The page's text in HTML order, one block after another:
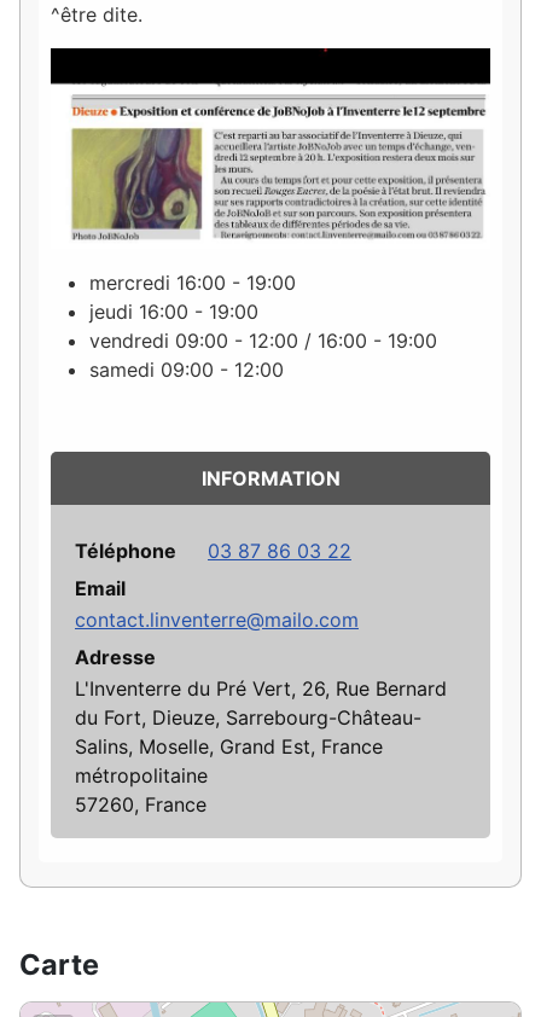
^être dite.
mercredi 16:00 - 19:00
jeudi 16:00 - 19:00
vendredi 09:00 - 12:00 / 16:00 - 19:00
samedi 09:00 - 12:00
INFORMATION
Téléphone
03 87 86 03 22
Email
contact.linventerre@mailo.com
Adresse
L'Inventerre du Pré Vert, 26, Rue Bernard
du Fort, Dieuze, Sarrebourg-Château-
Salins, Moselle, Grand Est, France
métropolitaine
57260, France
Carte